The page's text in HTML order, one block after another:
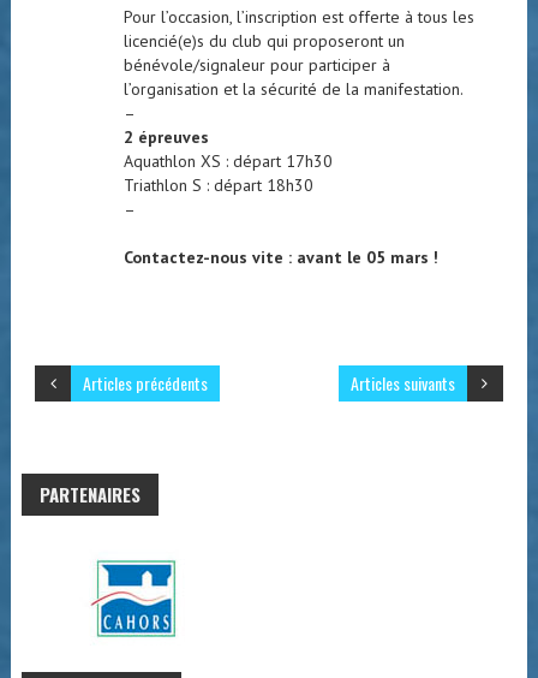
Pour l’occasion, l’inscription est offerte à tous les
licencié(e)s du club qui proposeront un
bénévole/signaleur pour participer à
l’organisation et la sécurité de la manifestation.
–
2 épreuves
Aquathlon XS : départ 17h30
Triathlon S : départ 18h30
–
Contactez-nous vite : avant le 05 mars !
Articles suivants
Articles précédents
PARTENAIRES